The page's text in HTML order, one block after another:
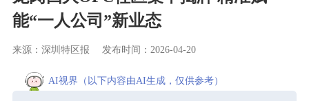
能“一人公司”新业态
来源：深圳特区报 发布时间：2026-04-20
AI视界 （以下内容由AI生成，仅供参考）